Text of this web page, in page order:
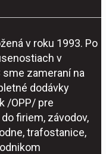
v roku 1993. Po
v
zameraní na
dodávky
/OPP/ pre
firiem, závodov,
trafostanice,